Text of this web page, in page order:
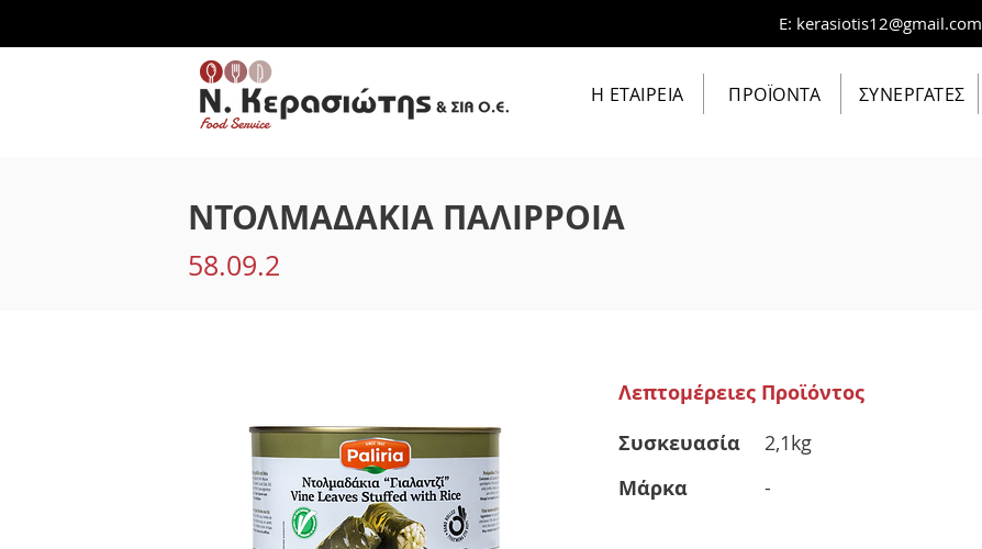
E: kerasiotis12@gmail.com
Η ΕΤΑΙΡΕΙΑ ΠΡΟΪΟΝΤΑ ΣΥΝΕΡΓΑΤΕΣ
ΝΤΟΛΜΑΔΑΚΙΑ ΠΑΛΙΡΡΟΙΑ
58.09.2
Λεπτομέρειες Προϊόντος
Συσκευασία
2,1kg
Μάρκα -